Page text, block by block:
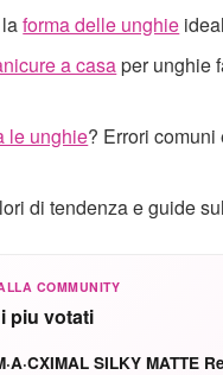
laforma delle unghie
a casaper unghie
le unghie? Errori comuni
di tendenza e guide
COMMUNITY
piu votati